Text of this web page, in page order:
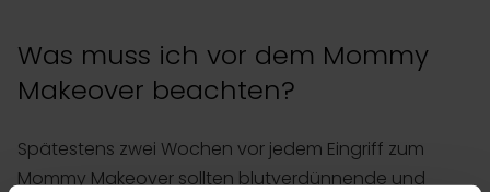
Was muss ich vor dem Mommy
Makeover beachten?
Spätestens zwei Wochen vor jedem Eingriff zum
Mommy Makeover sollten blutverdünnende und